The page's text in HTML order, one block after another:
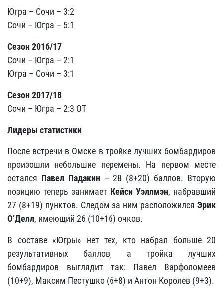
Югра – Сочи – 3:2
Сочи – Югра – 5:1
Сезон 2016/17
Сочи – Югра – 2:1
Югра – Сочи – 3:1
Сезон 2017/18
Сочи – Югра – 2:3 ОТ
Лидеры статистики
После встречи в Омске в тройке лучших бомбардиров
произошли небольшие перемены. На первом месте
остался Павел Падакин – 28 (8+20) баллов. Вторую
позицию теперь занимает Кейси Уэллмэн, набравший
27 (8+19) пунктов. Следом за ним расположился Эрик
О’Делл, имеющий 26 (10+16) очков.
В составе «Югры» нет тех, кто набрал больше 20
результативных баллов, а тройка лучших
бомбардиров выглядит так: Павел Варфоломеев
(10+9), Максим Пестушко (6+8) и Антон Королев (9+3).